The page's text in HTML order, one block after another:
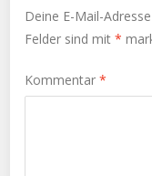
Deine E-Mail-
Felder sind mit*
Kommentar*